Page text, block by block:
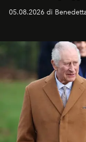
05.08.2026 di